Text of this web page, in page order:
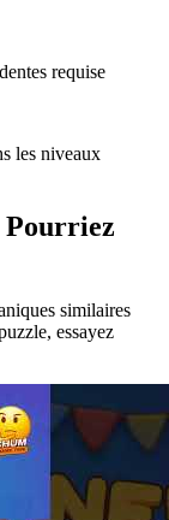
requise
les niveaux
Pourriez
similaires
essayez